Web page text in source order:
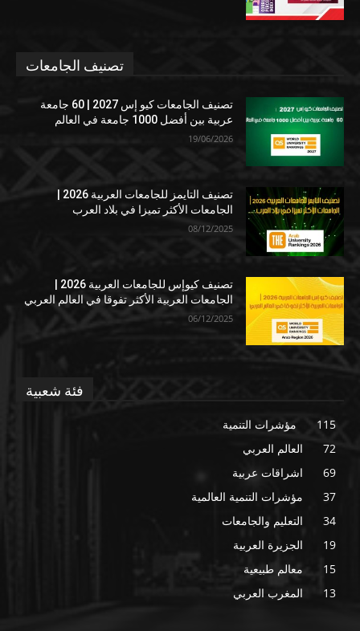
تصنيف الجامعات
تصنيف الجامعات كيو إس 2027 | 60 جامعة
عربية بين أفضل 1000 جامعة في العالم
19/06/2026
الجامعات الأكثر تميزا في بلاد العرب
08/12/2025
تصنيف كيوإس للجامعات العربية 2026 |
الجامعات العربية الأكثر تفوقا في العالم العربي
06/12/2025
فئة شعبية
مؤشرات التنمية
115
العالم العربي
72
اشراقات عربية
69
مؤشرات التنمية العالمية
37
التعليم والجامعات
34
الجزيرة العربية
19
معالم طبيعية
15
المغرب العربي
13